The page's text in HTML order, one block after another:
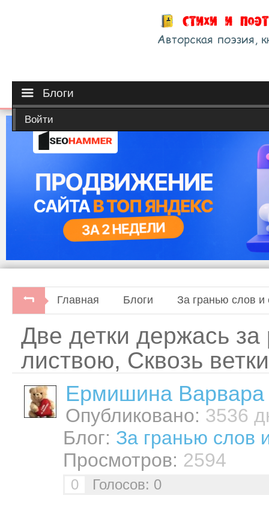
Блоги
Войти
Главная Блоги За гранью слов и
Две детки держась
листвою, Сквозь ветки
Ермишина Варвара
Опубликовано: 3536
Блог: За гранью слов
Просмотров: 2594
0 Голосов: 0